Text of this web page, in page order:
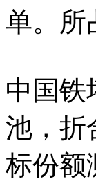
单。所
中国铁
池，折
标份额